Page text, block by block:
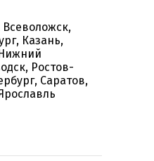
Казань,
Ростов-
Саратов,